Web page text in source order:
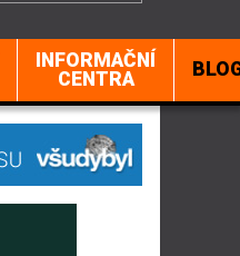
INFORMAČNÍ
CENTRA